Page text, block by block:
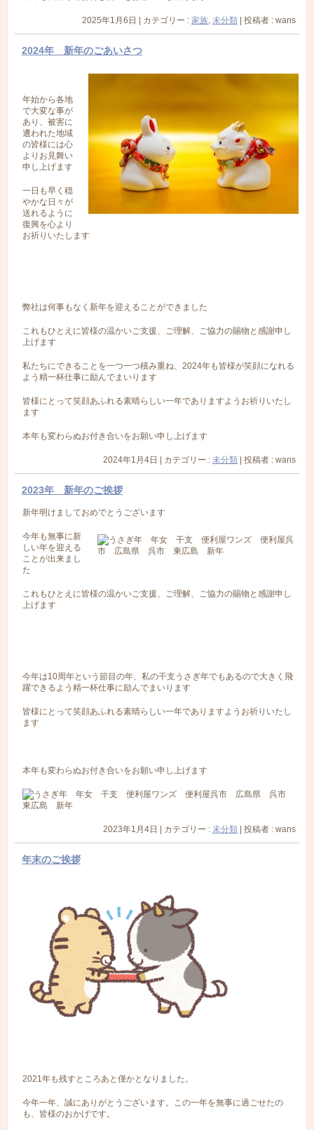
2025年1月6日 | カテゴリー : 家族, 未分類 | 投稿者 : wans
2024年 新年のごあいさつ
年始から各地
で大変な事が
あり、被害に
遭われた地域
の皆様には心
よりお見舞い
申し上げます
一日も早く穏
やかな日々が
送れるように
復興を心より
お祈りいたします
弊社は何事もなく新年を迎えることができました
これもひとえに皆様の温かいご支援、ご理解、ご協力の賜物と感謝申し
上げます
私たちにできることを一つ一つ積み重ね、2024年も皆様が笑顔になれる
よう精一杯仕事に励んでまいります
皆様にとって笑顔あふれる素晴らしい一年でありますようお祈りいたし
ます
本年も変わらぬお付き合いをお願い申し上げます
2024年1月4日 | カテゴリー : 未分類 | 投稿者 : wans
2023年 新年のご挨拶
新年明けましておめでとうございます
今年も無事に新
しい年を迎える
ことが出来まし
た
これもひとえに皆様の温かいご支援、ご理解、ご協力の賜物と感謝申し
上げます
今年は10周年という節目の年、私の干支うさぎ年でもあるので大きく飛
躍できるよう精一杯仕事に励んでまいります
皆様にとって笑顔あふれる素晴らしい一年でありますようお祈りいたし
ます
本年も変わらぬお付き合いをお願い申し上げます
2023年1月4日 カテゴリー : 未分類 投稿者 : wans
年末のご挨拶
2021年も残すところあと僅かとなりました。
今年一年、誠にありがとうございます。この一年を無事に過ごせたの
も、皆様のおかげです。